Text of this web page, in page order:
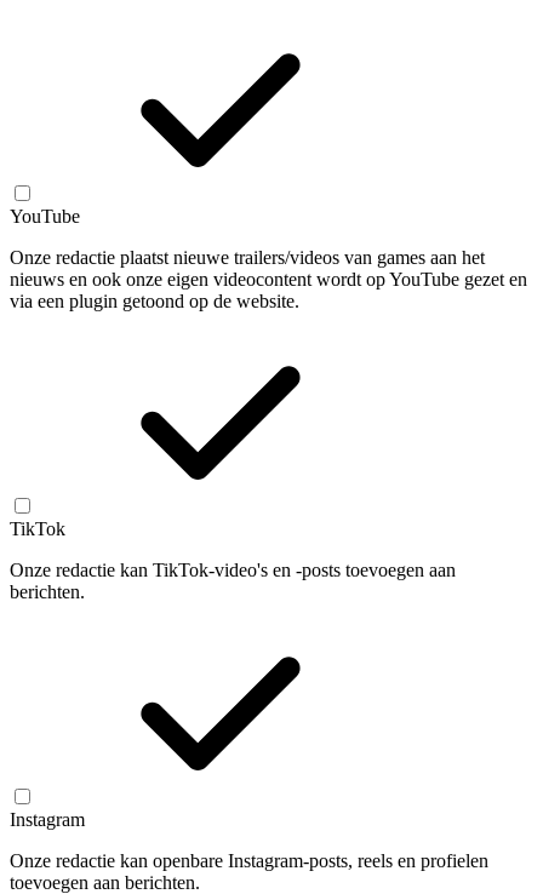
YouTube
Onze redactie plaatst nieuwe trailers/videos van games aan het
nieuws en ook onze eigen videocontent wordt op YouTube gezet en
via een plugin getoond op de website.
TikTok
Onze redactie kan TikTok-video's en -posts toevoegen aan
berichten.
Instagram
Onze redactie kan openbare Instagram-posts, reels en profielen
toevoegen aan berichten.